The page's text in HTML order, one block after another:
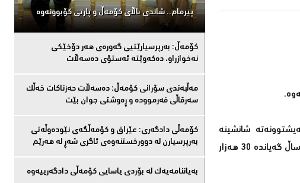
نایاسایی لەڕێی دەریاوە گەیشتوونەتە شانشینە
یەكگرتووەكانی بەریتانیا، ئەمەش ژمارەی پەنابەرانی لەڕێی كەناڵی (مانچ)ـەوە كە دەكەوێتە نێوان فەرەنسا و ئینگلتەرا تەنیا بۆ ئەمساڵ گەیاندە 30 هەزار
پیرمام.. شاندی باڵای كۆمه‌ڵ و پارتی كۆبوونه‌وه‌
كۆمەڵ: بەرپرسیارێتیی گەورەی هەر دۆخێکی
نەخوازراو، دەكەوێتە ئەستۆی دەسەڵات
مەڵبەندى سۆرانى کۆمەڵ: دەسەڵات حەزناکات خەڵک
سەرقاڵى فەرموودە و ڕەوشتى جوان بێت
کۆمەڵى دادگەرى: عێراق و كۆمەڵگەی نێودەوڵەتی
بەرپرسیارن لە دوورخستنەوەى ئاگری شەڕ لە هەرێم
بەیاننامەیەک لە بۆردی یاسایی کۆمەڵی دادگەرییەوە